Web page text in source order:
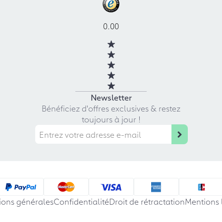
0.00
Newsletter
Bénéficiez d'offres exclusives & restez
toujours à jour !
généralesConfidentialitéDroit de rétractationMentions